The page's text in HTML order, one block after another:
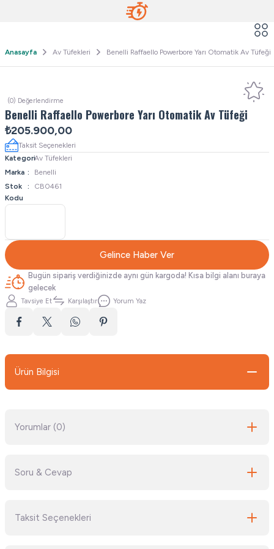
Anasayfa Av Tüfekleri Benelli Raffaello Powerbore Yarı Otomatik Av Tüfeği
(0) Değerlendirme
Benelli Raffaello Powerbore Yarı Otomatik Av Tüfeği
₺205.900,00
Taksit Seçenekleri
KategoriAv Tüfekleri
Marka
Benelli
Stok
Kodu
CB0461
Gelince Haber Ver
Bugün sipariş verdiğinizde aynı gün kargoda! Kısa bilgi alanı buraya
gelecek
Tavsiye Et Karşılaştır Yorum Yaz
Ürün Bilgisi
Yorumlar (0)
Soru & Cevap
Taksit Seçenekleri